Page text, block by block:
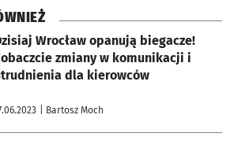
Wrocław opanują biegacze!
zmiany w komunikacji i
dla kierowców
| Bartosz Moch